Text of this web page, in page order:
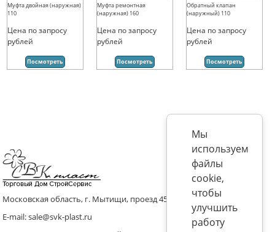
Муфта двойная (наружная)
110
Цена по запросу
рублей
Посмотреть
Муфта ремонтная
(наружная) 160
Цена по запросу
рублей
Посмотреть
Обратный клапан
(наружный) 110
Цена по запросу
рублей
Посмотреть
Московская область, г. Мытищи, проезд 4536 владение 8, стр.10
E-mail: sale@svk-plast.ru
Мы
используем
файлы
cookie,
чтобы
улучшить
работу